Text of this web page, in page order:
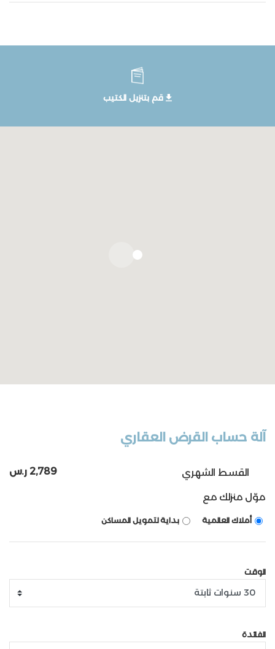
قم بتنزيل الكتيب
آلة حساب القرض العقاري
القسط الشهري 2,789 ر.س
موّل منزلك مع
أملاك العالمية بداية لتمويل المساكن
الوقت
الفائدة